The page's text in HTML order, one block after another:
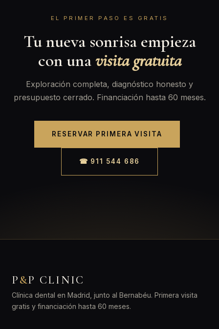
EL PRIMER PASO ES GRATIS
Tu nueva sonrisa empieza
con unavisita gratuita
Exploración completa, diagnóstico honesto y
presupuesto cerrado. Financiación hasta 60 meses.
RESERVAR PRIMERA VISITA
☎ 911 544 686
P&P CLINIC
Clínica dental en Madrid, junto al Bernabéu. Primera visita
gratis y financiación hasta 60 meses.